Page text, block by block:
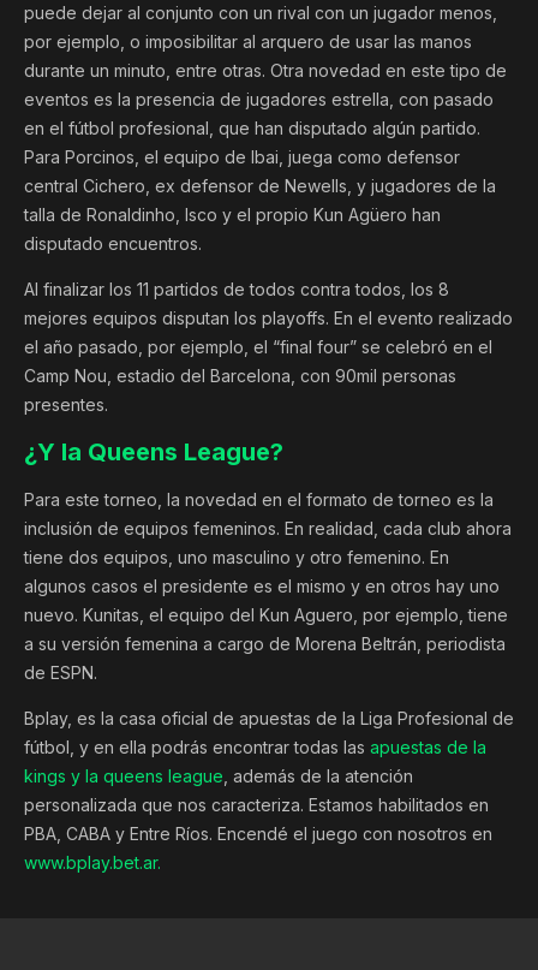
puede dejar al conjunto con un rival con un jugador menos,
por ejemplo, o imposibilitar al arquero de usar las manos
durante un minuto, entre otras. Otra novedad en este tipo de
eventos es la presencia de jugadores estrella, con pasado
en el fútbol profesional, que han disputado algún partido.
Para Porcinos, el equipo de Ibai, juega como defensor
central Cichero, ex defensor de Newells, y jugadores de la
talla de Ronaldinho, Isco y el propio Kun Agüero han
disputado encuentros.
Al finalizar los 11 partidos de todos contra todos, los 8
mejores equipos disputan los playoffs. En el evento realizado
el año pasado, por ejemplo, el “final four” se celebró en el
Camp Nou, estadio del Barcelona, con 90mil personas
presentes.
¿Y la Queens League?
Para este torneo, la novedad en el formato de torneo es la
inclusión de equipos femeninos. En realidad, cada club ahora
tiene dos equipos, uno masculino y otro femenino. En
algunos casos el presidente es el mismo y en otros hay uno
nuevo. Kunitas, el equipo del Kun Aguero, por ejemplo, tiene
a su versión femenina a cargo de Morena Beltrán, periodista
de ESPN.
Bplay, es la casa oficial de apuestas de la Liga Profesional de
fútbol, y en ella podrás encontrar todas las apuestas de la
kings y la queens league , además de la atención
personalizada que nos caracteriza. Estamos habilitados en
PBA, CABA y Entre Ríos. Encendé el juego con nosotros en
www.bplay.bet.ar.